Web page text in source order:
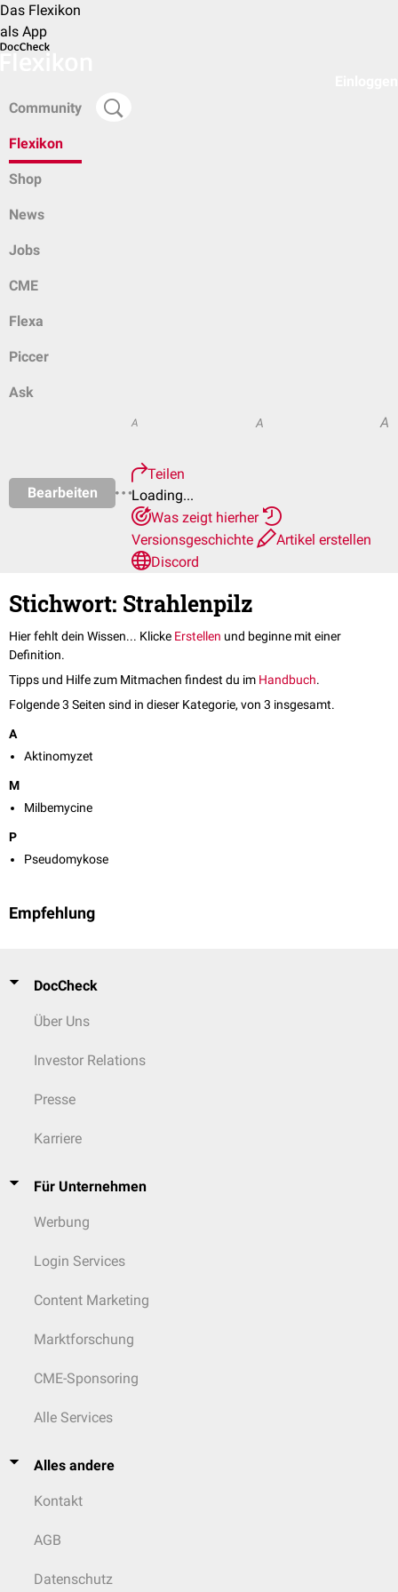
Das Flexikon
als App
Community
Flexikon
Shop
News
Jobs
CME
Flexa
Piccer
Ask
Bearbeiten
A A A
Teilen
Loading...
Was zeigt hierher
Versionsgeschichte
Artikel erstellen
Discord
Stichwort: Strahlenpilz
Hier fehlt dein Wissen... Klicke Erstellen und beginne mit einer
Definition.
Tipps und Hilfe zum Mitmachen findest du im Handbuch.
Folgende 3 Seiten sind in dieser Kategorie, von 3 insgesamt.
A
Aktinomyzet
M
Milbemycine
P
Pseudomykose
Empfehlung
DocCheck
Über Uns
Investor Relations
Presse
Karriere
Für Unternehmen
Werbung
Login Services
Content Marketing
Marktforschung
CME-Sponsoring
Alle Services
Alles andere
Kontakt
AGB
Datenschutz